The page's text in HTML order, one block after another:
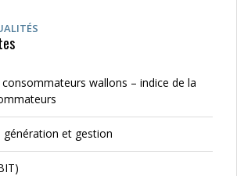
wallons – indice de la
génération et gestion